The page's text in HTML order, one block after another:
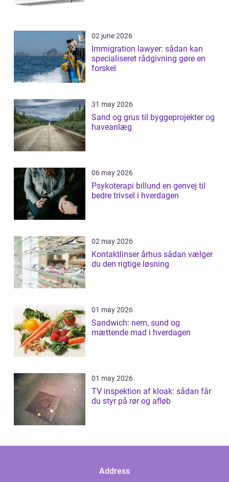
02 june 2026
Immigration lawyer: sådan kan
specialiseret rådgivning gøre en
forskel
31 may 2026
Sand og grus til byggeprojekter og
haveanlæg
06 may 2026
Psykoterapi billund en genvej til
bedre trivsel i hverdagen
02 may 2026
Kontaktlinser århus sådan vælger
du den rigtige løsning
01 may 2026
Sandwich: nem, sund og
mættende mad i hverdagen
01 may 2026
TV inspektion af kloak: sådan får
du styr på rør og afløb
Address